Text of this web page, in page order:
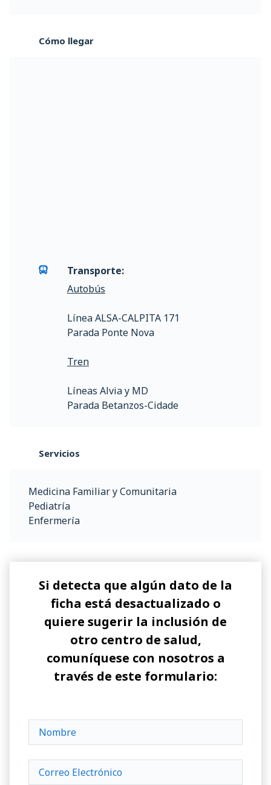
Cómo llegar
Transporte:
Autobús
Línea ALSA-CALPITA 171
Parada Ponte Nova
Tren
Líneas Alvia y MD
Parada Betanzos-Cidade
Servicios
Medicina Familiar y Comunitaria
Pediatría
Enfermería
Si detecta que algún dato de la
ficha está desactualizado o
quiere sugerir la inclusión de
otro centro de salud,
comuníquese con nosotros a
través de este formulario: